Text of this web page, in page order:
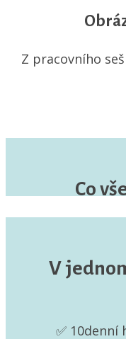
Z pracovního
Co
V
✅